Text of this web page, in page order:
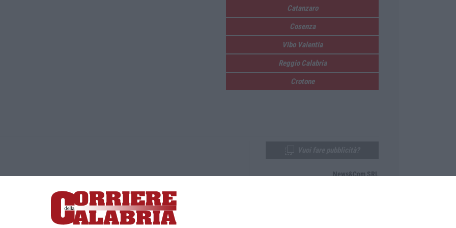
Catanzaro
Cosenza
Vibo Valentia
Reggio Calabria
Crotone
Lamezia Terme (CZ)
responsabile Paola Militano |Privacy
News&Com SRL